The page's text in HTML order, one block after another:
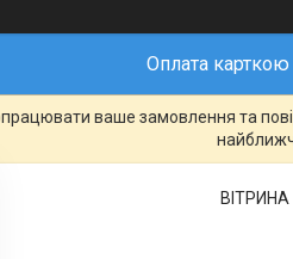
Оплата карткою
ваше замовлення та
ВІТРИНА